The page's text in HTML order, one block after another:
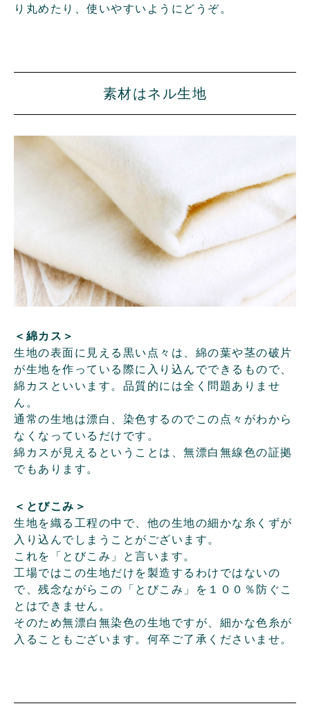
り丸めたり、使いやすいようにどうぞ。
素材はネル生地
＜綿カス＞
生地の表面に見える黒い点々は、綿の葉や茎の破片
が生地を作っている際に入り込んでできるもので、
綿カスといいます。品質的には全く問題ありませ
ん。
通常の生地は漂白、染色するのでこの点々がわから
なくなっているだけです。
綿カスが見えるということは、無漂白無線色の証拠
でもあります。
＜とびこみ＞
生地を織る工程の中で、他の生地の細かな糸くずが
入り込んでしまうことがございます。
これを「とびこみ」と言います。
工場ではこの生地だけを製造するわけではないの
で、残念ながらこの「とびこみ」を１００％防ぐこ
とはできません。
そのため無漂白無染色の生地ですが、細かな色糸が
入ることもございます。何卒ご了承くださいませ。